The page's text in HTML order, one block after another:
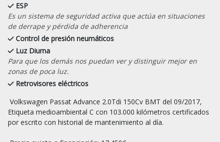
ESP
Es un sistema de seguridad activa que actúa en situaciones
de derrape y pérdida de adherencia
Control de presión neumáticos
Luz Diurna
Para que los demás nos puedan ver y distinguir mejor en
zonas de poca luz.
Retrovisores eléctricos
Etiqueta medioambiental C con 103.000 kilómetros certificados
por escrito con historial de mantenimiento al día.